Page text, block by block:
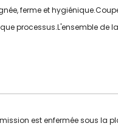
ferme et
processus.L'ensemble de
est enfermée sous la